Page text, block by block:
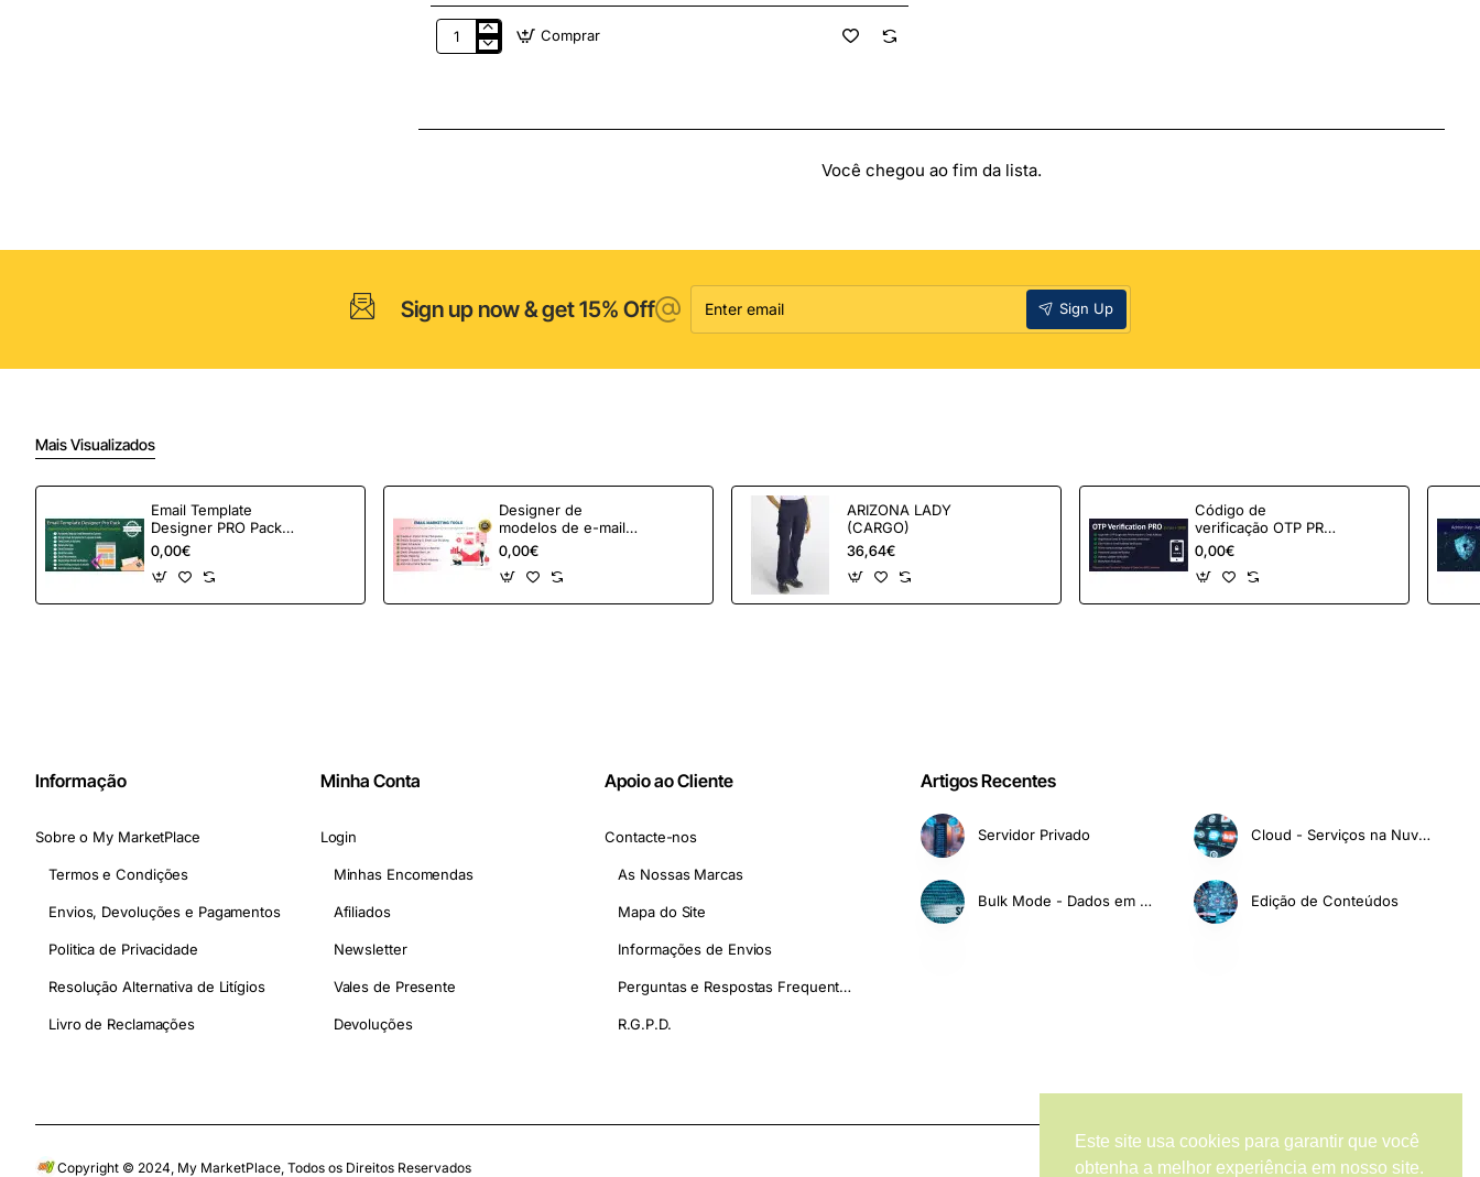
Este site usa cookies para garantir que você
obtenha a melhor experiência em nosso site.
Smartwatch
Frecuencia
Comprar
Você chegou ao fim da lista.
Sign up now & get 15% Off
Enter
email
Sign Up
Mais Visualizados
Email Template
Designer PRO Pack –
Automação de e-
mail definitiva para
OpenCart
0,00€
Designer de
modelos de e-mail
OpenCart e
ferramentas de
marketing
0,00€
ARIZONA LADY
(CARGO)
36,64€
Código de
verificação OTP PRO
para OpenCart
0,00€
Informação
Sobre o My MarketPlace
Termos e Condições
Envios, Devoluções e Pagamentos
Politica de Privacidade
Resolução Alternativa de Litígios
Livro de Reclamações
Minha Conta
Login
Minhas Encomendas
Afiliados
Newsletter
Vales de Presente
Devoluções
Apoio ao Cliente
Contacte-nos
As Nossas Marcas
Mapa do Site
Informações de Envios
Perguntas e Respostas Frequentes - FAQ
R.G.P.D.
Artigos Recentes
Servidor Privado Cloud - Serviços na Nuvem
Bulk Mode - Dados em Massa Edição de Conteúdos
Copyright © 2024, My MarketPlace, Todos os Direitos Reservados